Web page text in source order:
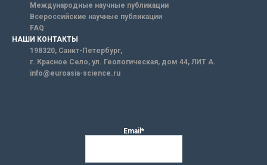
Международные научные публикации
Всероссийские научные публикации
FAQ
НАШИ КОНТАКТЫ
198320, Санкт-Петербург,
г. Красное Село, ул. Геологическая, дом 44, ЛИТ А.
info@euroasia-science.ru
Email*